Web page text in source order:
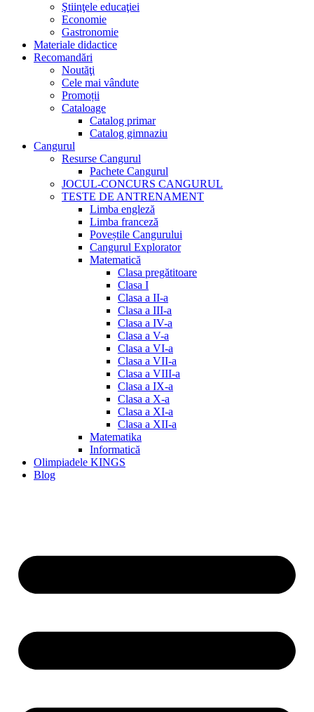
Ştiinţele educaţiei
Economie
Gastronomie
Materiale didactice
Recomandări
Noutăţi
Cele mai vândute
Promoții
Cataloage
Catalog primar
Catalog gimnaziu
Cangurul
Resurse Cangurul
Pachete Cangurul
JOCUL-CONCURS CANGURUL
TESTE DE ANTRENAMENT
Limba engleză
Limba franceză
Poveștile Cangurului
Cangurul Explorator
Matematică
Clasa pregătitoare
Clasa I
Clasa a II-a
Clasa a III-a
Clasa a IV-a
Clasa a V-a
Clasa a VI-a
Clasa a VII-a
Clasa a VIII-a
Clasa a IX-a
Clasa a X-a
Clasa a XI-a
Clasa a XII-a
Matematika
Informatică
Olimpiadele KINGS
Blog